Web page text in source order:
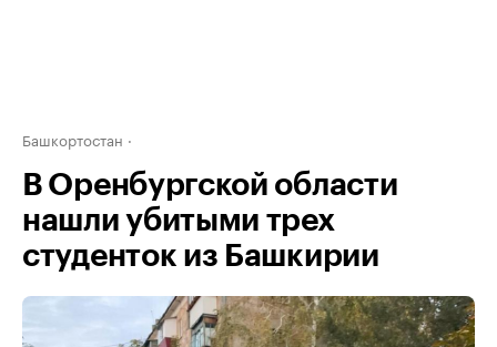
Башкортостан
В Оренбургской области
нашли убитыми трех
студенток из Башкирии